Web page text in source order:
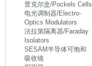
普克尔盒/Pockels Cells
电光调制器/Electro-
Optics Modulators
法拉第隔离器/Faraday
Isolators
SESAM半导体可饱和
吸收镜